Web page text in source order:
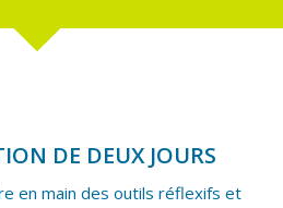
DE DEUX JOURS
en main des outils réflexifs et